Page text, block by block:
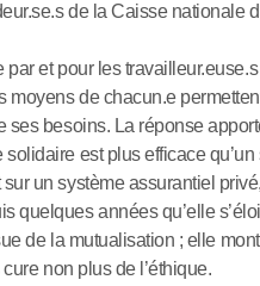
de la Caisse nationale
par et pour les
moyens de chacun.e
ses besoins. La réponse
est plus efficace
un système assurantiel
quelques années qu’elle
de la mutualisation ; elle
non plus de l’éthique.